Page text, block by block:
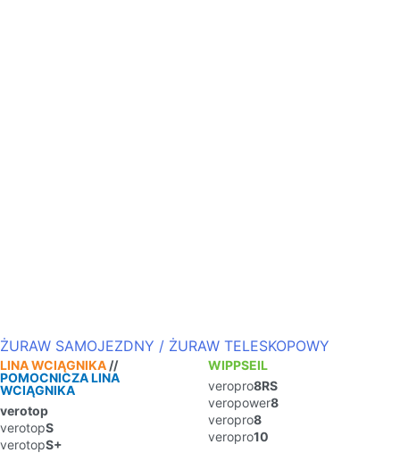
ŻURAW SAMOJEZDNY / ŻURAW TELESKOPOWY
LINA WCIĄGNIKA //
POMOCNICZA LINA
WCIĄGNIKA
verotop
verotopS
verotopS+
WIPPSEIL
veropro8RS
veropower8
veropro8
veropro10